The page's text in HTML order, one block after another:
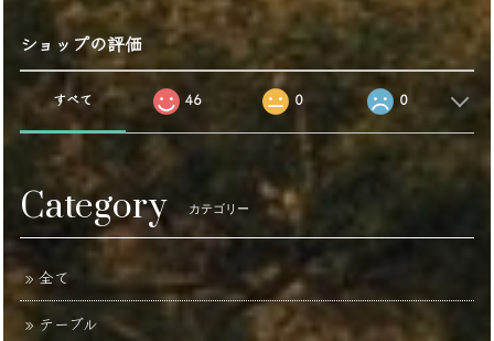
ショップの評価
すべて 46 0 0
Category カテゴリー
全て
テーブル